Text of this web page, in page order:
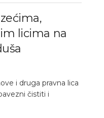
licima na
i druga pravna lica
čistiti i